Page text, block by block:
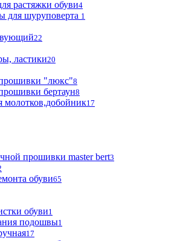
растяжки обуви4
для шуруповерта 1
22
ластики20
"люкс"8
бертаун8
молотков,добойник17
прошивки master bert3
обуви65
обуви1
подошвы1
17